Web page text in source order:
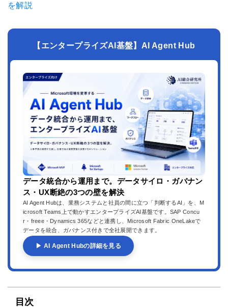
を解説
【エンタープライズAI基盤】AI Agent Hub
データ統合から運用まで。データサイロ・ガバナン
ス・UX断絶の3つの壁を解決
AI Agent Hubは、業務システムと社員の間に立つ「判断するAI」を、M
icrosoft Teams上で動かすエンタープライズAI基盤です。SAP Concu
r・freee・Dynamics 365などと連携し、Microsoft Fabric OneLakeで
データを統合、ガバナンス付きで全社展開できます。
▶ AI Agent Hubの詳細を見る
目次